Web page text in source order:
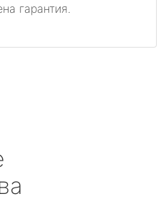
гарантия.